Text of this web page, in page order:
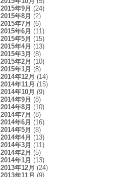
2015年9月 (24)
2015年8月 (2)
2015年7月 (6)
2015年6月 (11)
2015年5月 (15)
2015年4月 (13)
2015年3月 (8)
2015年2月 (10)
2015年1月 (8)
2014年12月 (14)
2014年11月 (15)
2014年10月 (9)
2014年9月 (8)
2014年8月 (10)
2014年7月 (8)
2014年6月 (16)
2014年5月 (8)
2014年4月 (13)
2014年3月 (11)
2014年2月 (5)
2014年1月 (13)
2013年12月 (24)
2013年11月 (9)